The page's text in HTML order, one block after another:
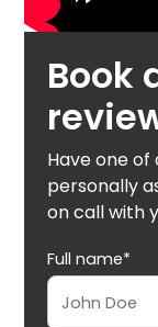
Book
Have one
personally
on call with
Full name*